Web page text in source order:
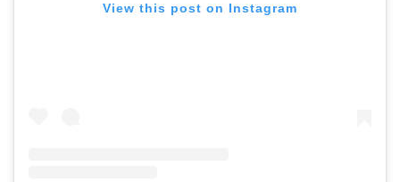
View this post on Instagram